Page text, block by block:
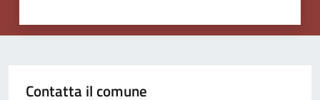
Contatta il comune